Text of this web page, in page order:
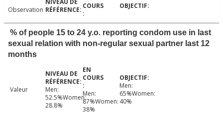
Observation
% of people 15 to 24 y.o. reporting condom use in last
sexual relation with non-regular sexual partner last 12
months
Valeur
Men:
52.5%Women:
28.8%
Men:
87%Women:
38%
Men:
65%Women:
40%